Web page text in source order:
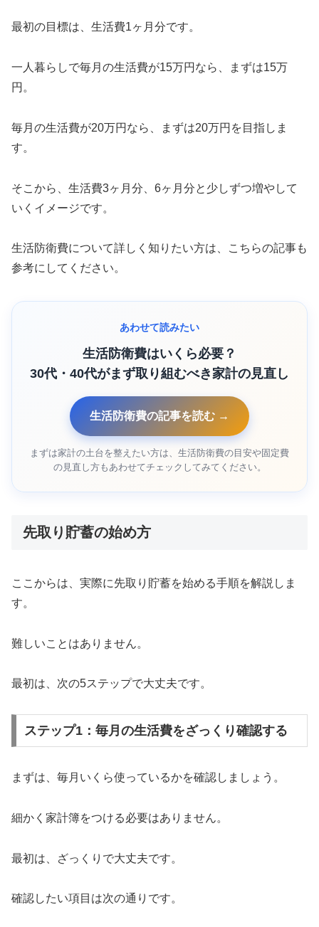
最初の目標は、生活費1ヶ月分です。
一人暮らしで毎月の生活費が15万円なら、まずは15万
円。
毎月の生活費が20万円なら、まずは20万円を目指しま
す。
そこから、生活費3ヶ月分、6ヶ月分と少しずつ増やして
いくイメージです。
生活防衛費について詳しく知りたい方は、こちらの記事も
参考にしてください。
あわせて読みたい
生活防衛費はいくら必要？
30代・40代がまず取り組むべき家計の見直し
生活防衛費の記事を読む →
まずは家計の土台を整えたい方は、生活防衛費の目安や固定費
の見直し方もあわせてチェックしてみてください。
先取り貯蓄の始め方
ここからは、実際に先取り貯蓄を始める手順を解説しま
す。
難しいことはありません。
最初は、次の5ステップで大丈夫です。
ステップ1：毎月の生活費をざっくり確認する
まずは、毎月いくら使っているかを確認しましょう。
細かく家計簿をつける必要はありません。
最初は、ざっくりで大丈夫です。
確認したい項目は次の通りです。